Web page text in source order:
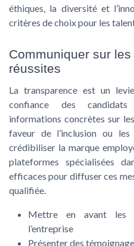
éthiques, la diversité et
critères de choix pour les
Communiquer sur
réussites
La transparence est un
confiance des
informations concrètes sur
faveur de l’inclusion ou
crédibiliser la marque
plateformes spécialisées
efficaces pour diffuser ces
qualifiée.
Mettre en avant les
l’entreprise
Présenter des